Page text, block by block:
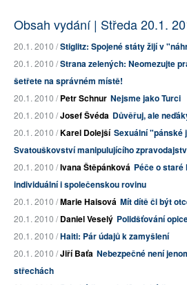
Obsah vydání | Středa 20.1.
20.1. 2010 /Stiglitz: Spojené státy žijí v
20.1. 2010 /Strana zelených: Neomezujte
šetřete na správném místě!
20.1. 2010 /Petr Schnur Nejsme jako Turci
20.1. 2010 /Josef Švéda Důvěřuj, ale
20.1. 2010 /Karel Dolejší Sexuální "pánské
Svatouškovství manipulujícího
20.1. 2010 /Ivana Štěpánková Péče o
individuální i společenskou rovinu
20.1. 2010 /Marie Haisová Mít dítě či být
20.1. 2010 /Daniel Veselý Polidšťování
20.1. 2010 /Haiti: Pár údajů k zamyšlení
20.1. 2010 /Jiří Baťa Nebezpečné není
střechách